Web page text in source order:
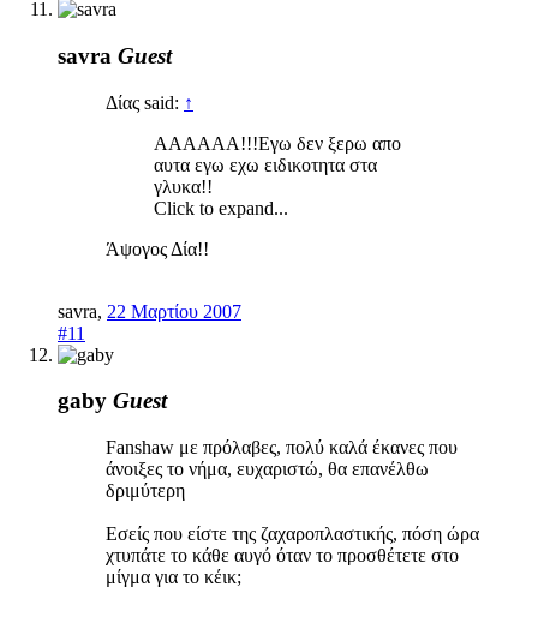
savra Guest
Δίας said: ↑
ΑΑΑΑΑΑ!!!Εγω δεν ξερω απο
αυτα εγω εχω ειδικοτητα στα
γλυκα!!
Click to expand...
Άψογος Δία!!
savra, 22 Μαρτίου 2007
#11
gaby Guest
Fanshaw με πρόλαβες, πολύ καλά έκανες που
άνοιξες το νήμα, ευχαριστώ, θα επανέλθω
δριμύτερη
Εσείς που είστε της ζαχαροπλαστικής, πόση ώρα
χτυπάτε το κάθε αυγό όταν το προσθέτετε στο
μίγμα για το κέικ;